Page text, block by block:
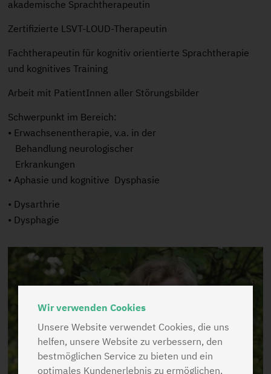
akademische Sprachtherapeutin
Zertifizierte LSVT-LOUD-Therapeutin
Fachtherapeutin für kognitiv orientierte Sprachtherapie
und kognitives Training
Arbeit mit PatientInnen aller Störungsbilder
Schwerpunkt im Bereich:
• Erwachsenentherapie, v.a. in der
Behandlung neurologischer
Erkrankungen
• Aphasie und kognitive Dysphasie
• Dysarthrie
• Dysphagie
Wir verwenden Cookies
Unsere Website verwendet Cookies, die uns
helfen, unsere Website zu verbessern, den
bestmöglichen Service zu bieten und ein
optimales Kundenerlebnis zu ermöglichen.